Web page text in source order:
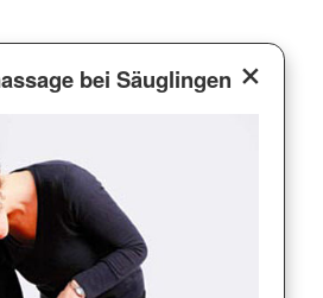
bei Säuglingen